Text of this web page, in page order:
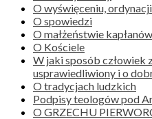
O wyświęceniu,
O spowiedzi
O małżeństwie kapłanów
O Kościele
W jaki sposób człowiek
usprawiedliwiony i o
O tradycjach ludzkich
Podpisy teologów pod
O GRZECHU